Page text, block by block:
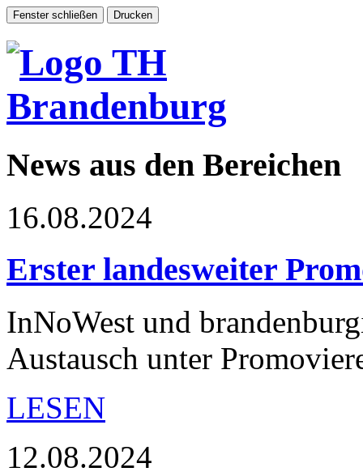
News aus den Bereichen
16.08.2024
Erster landesweiter
InNoWest und
Austausch unter
LESEN
12.08.2024